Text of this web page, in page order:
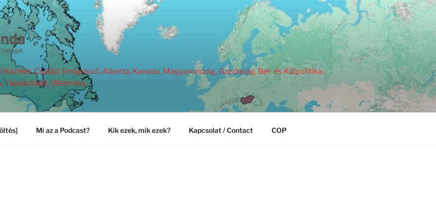
Közélet, Család, Emigráció, Alberta, Kanada, Magyarország, Gazdaság, Bel- és Külpolitika,
Tapasztalat, Vélemény.
Mi az a Podcast? Kik ezek, mik ezek? Kapcsolat / Contact COP